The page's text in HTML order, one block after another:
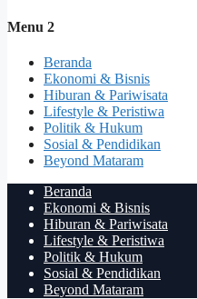
Menu 2
Beranda
Ekonomi & Bisnis
Hiburan & Pariwisata
Lifestyle & Peristiwa
Politik & Hukum
Sosial & Pendidikan
Beyond Mataram
Beranda
Ekonomi & Bisnis
Hiburan & Pariwisata
Lifestyle & Peristiwa
Politik & Hukum
Sosial & Pendidikan
Beyond Mataram